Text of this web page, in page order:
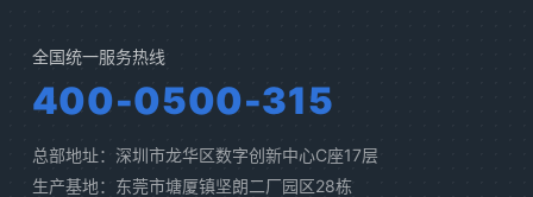
全国统一服务热线
400-0500-315
总部地址：深圳市龙华区数字创新中心C座17层
生产基地：东莞市塘厦镇坚朗二厂园区28栋